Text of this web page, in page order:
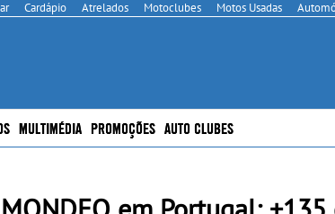
Cardápio Atrelados Motoclubes Motos Usadas
MULTIMÉDIA PROMOÇÕES AUTO CLUBES